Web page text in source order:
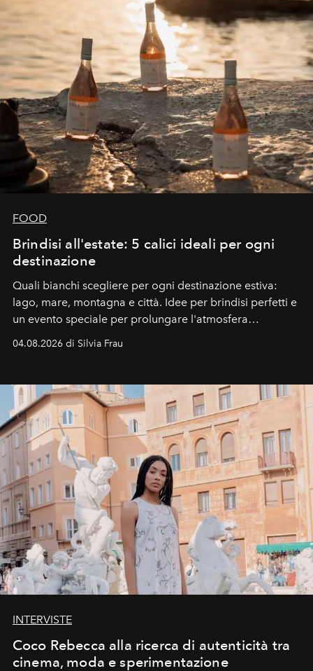
FOOD
Brindisi all'estate: 5 calici ideali per ogni
destinazione
Quali bianchi scegliere per ogni destinazione estiva:
lago, mare, montagna e città. Idee per brindisi perfetti e
un evento speciale per prolungare l'atmosfera
04.08.2026 di Silvia Frau
INTERVISTE
Coco Rebecca alla ricerca di autenticità tra
cinema, moda e sperimentazione